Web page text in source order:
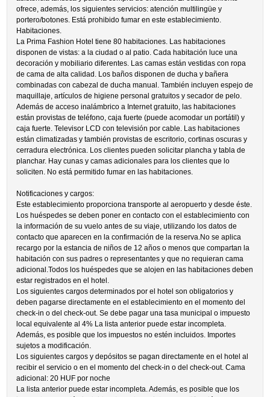
ofrece, además, los siguientes servicios: atención multilingüe y
portero/botones. Está prohibido fumar en este establecimiento.
Habitaciones.
La Prima Fashion Hotel tiene 80 habitaciones. Las habitaciones
disponen de vistas: a la ciudad o al patio. Cada habitación luce una
decoración y mobiliario diferentes. Las camas están vestidas con ropa
de cama de alta calidad. Los baños disponen de ducha y bañera
combinadas con cabezal de ducha manual. También incluyen espejo de
maquillaje, artículos de higiene personal gratuitos y secador de pelo.
Además de acceso inalámbrico a Internet gratuito, las habitaciones
están provistas de teléfono, caja fuerte (puede acomodar un portátil) y
caja fuerte. Televisor LCD con televisión por cable. Las habitaciones
están climatizadas y también provistas de escritorio, cortinas oscuras y
cerradura electrónica. Los clientes pueden solicitar plancha y tabla de
planchar. Hay cunas y camas adicionales para los clientes que lo
soliciten. No está permitido fumar en las habitaciones.
Notificaciones y cargos:
Este establecimiento proporciona transporte al aeropuerto y desde éste.
Los huéspedes se deben poner en contacto con el establecimiento con
la información de su vuelo antes de su viaje, utilizando los datos de
contacto que aparecen en la confirmación de la reserva.No se aplica
recargo por la estancia de niños de 12 años o menos que compartan la
habitación con sus padres o representantes y que no requieran cama
adicional.Todos los huéspedes que se alojen en las habitaciones deben
estar registrados en el hotel.
Los siguientes cargos determinados por el hotel son obligatorios y
deben pagarse directamente en el establecimiento en el momento del
check-in o del check-out. Se debe pagar una tasa municipal o impuesto
local equivalente al 4% La lista anterior puede estar incompleta.
Además, es posible que los impuestos no estén incluidos. Importes
sujetos a modificación.
Los siguientes cargos y depósitos se pagan directamente en el hotel al
recibir el servicio o en el momento del check-in o del check-out. Cama
adicional: 20 HUF por noche
La lista anterior puede estar incompleta. Además, es posible que los